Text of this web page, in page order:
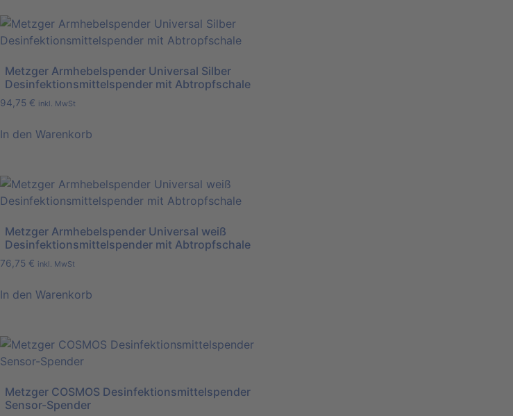
Metzger Armhebelspender Universal Silber
Desinfektionsmittelspender mit Abtropfschale
94,75 € inkl. MwSt
In den Warenkorb
Metzger Armhebelspender Universal weiß
Desinfektionsmittelspender mit Abtropfschale
76,75 € inkl. MwSt
In den Warenkorb
Metzger COSMOS Desinfektionsmittelspender
Sensor-Spender